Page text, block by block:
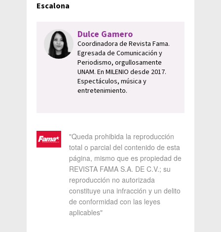
Escalona
Dulce Gamero
Coordinadora de Revista Fama.
Egresada de Comunicación y
Periodismo, orgullosamente
UNAM. En MILENIO desde 2017.
Espectáculos, música y
entretenimiento.
"Queda prohibida la reproducción
total o parcial del contenido de esta
página, mismo que es propiedad de
REVISTA FAMA S.A. DE C.V.; su
reproducción no autorizada
constituye una infracción y un delito
de conformidad con las leyes
aplicables"